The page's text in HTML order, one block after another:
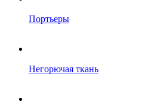
Портьеры
Негорючая ткань